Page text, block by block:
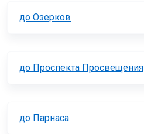
до Озерков
до Проспекта Просвещения
до Парнаса